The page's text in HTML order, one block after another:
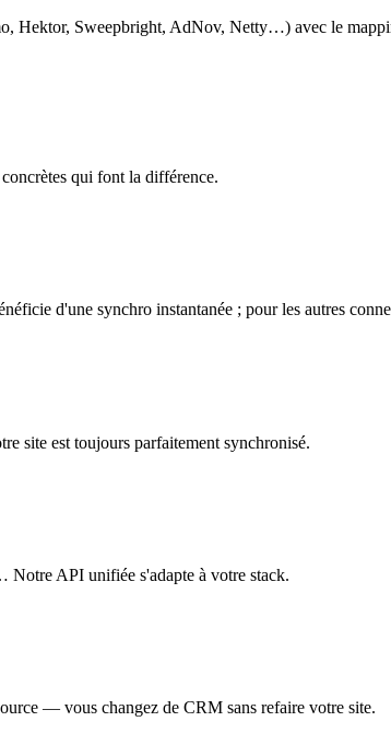
Hektor, Sweepbright, AdNov, Netty…) avec le
qui font la différence.
d'une synchro instantanée ; pour les autres
site est toujours parfaitement synchronisé.
Notre API unifiée s'adapte à votre stack.
— vous changez de CRM sans refaire votre site.